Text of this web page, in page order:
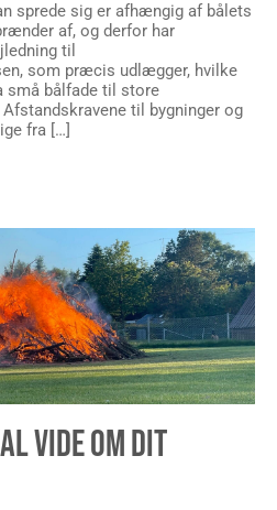
sprede sig er afhængig af bålets
af, og derfor har
til
som præcis udlægger, hvilke
små bålfade til store
til bygninger og
fra […]
VIDE OM DIT